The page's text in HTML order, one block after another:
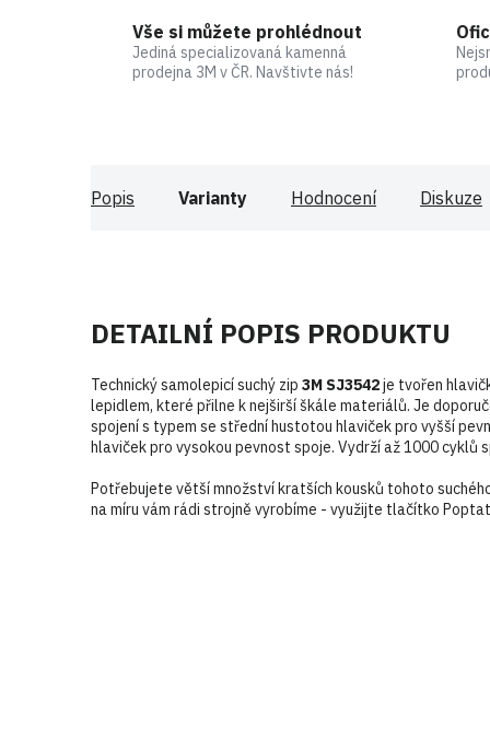
Vše si můžete prohlédnout
Jediná specializovaná kamenná
prodejna 3M v ČR. Navštivte nás!
Varianty
Popis Hodnocení Diskuze
DETAILNÍ POPIS PRODUKTU
Technický samolepicí suchý zip 3M SJ3542je tvořen
lepidlem, které přilne k nejširší škále materiálů. Je
spojení s typem se střední hustotou hlaviček pro vyšší
hlaviček pro vysokou pevnost spoje. Vydrží až 1000 cyklů
Potřebujete větší množství kratších kousků tohoto
na míru vám rádi strojně vyrobíme - využijte tlačítko